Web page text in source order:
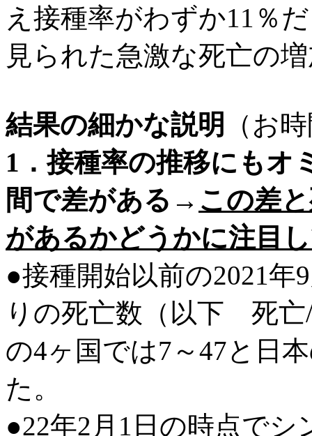
え接種率がわずか11％
見られた急激な死亡の
結果の細かな説明
（お
1．接種率の推移にもオ
間で差がある → この差
があるかどうかに注目
●接種開始以前の2021年
りの死亡数（以下 死亡
の4ヶ国では7～47と日
た。
●22年2月1日の時点でシ